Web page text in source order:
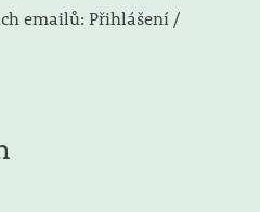
emailů: Přihlášení /